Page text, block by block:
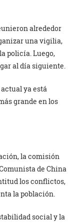
alrededor
una vigilia,
policía. Luego,
al día siguiente.
ya está
grande en los
la comisión
de China
los conflictos,
la población.
social y la